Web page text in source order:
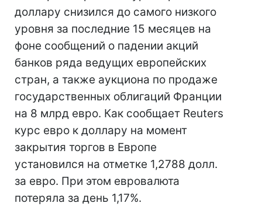
доллару снизился до самого низкого
уровня за последние 15 месяцев на
фоне сообщений о падении акций
банков ряда ведущих европейских
стран, а также аукциона по продаже
государственных облигаций Франции
на 8 млрд евро. Как сообщает Reuters
курс евро к доллару на момент
закрытия торгов в Европе
установился на отметке 1,2788 долл.
за евро. При этом евровалюта
потеряла за день 1,17%.